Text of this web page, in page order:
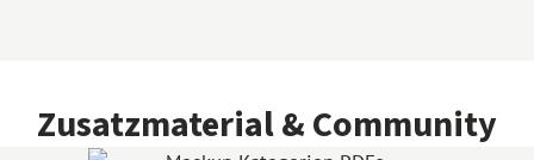
Zusatzmaterial & Community